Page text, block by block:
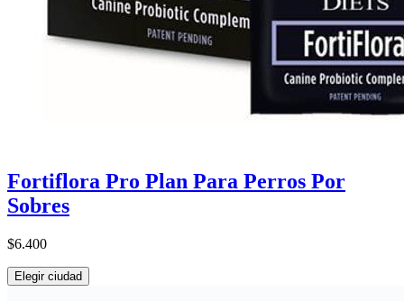
Fortiflora Pro Plan Para Perros Por
Sobres
$6.400
Elegir ciudad